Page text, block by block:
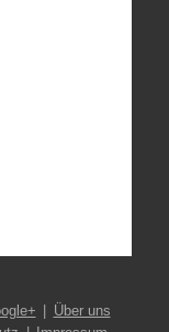
Über uns